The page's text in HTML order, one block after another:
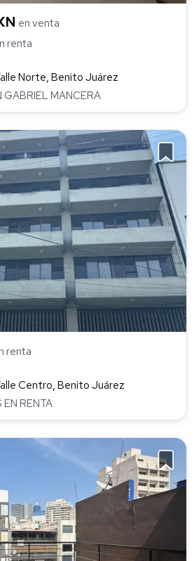
en venta
renta
Norte, Benito Juárez
GABRIEL MANCERA
renta
Centro, Benito Juárez
RENTA